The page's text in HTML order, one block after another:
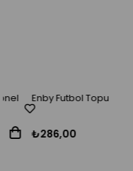
Enby Futbol Topu
₺286,00